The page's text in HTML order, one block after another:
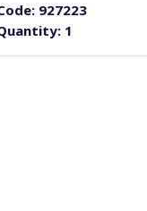
1
927223